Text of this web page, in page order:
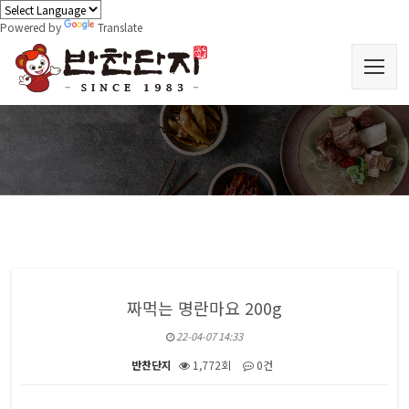
Powered by Translate
짜먹는 명란마요 200g
22-04-07 14:33
반찬단지 1,772회 0건